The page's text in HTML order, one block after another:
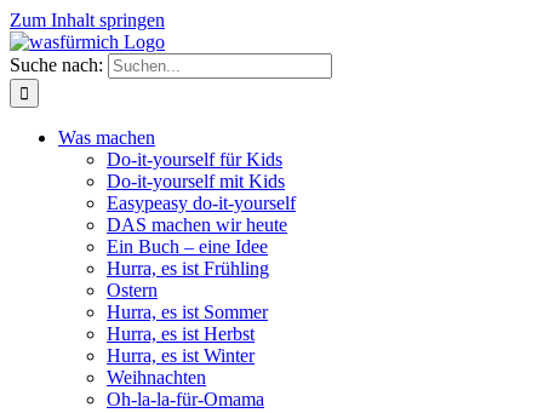
Zum Inhalt springen
Suche nach:
Was machen
Do-it-yourself für Kids
Do-it-yourself mit Kids
Easypeasy do-it-yourself
DAS machen wir heute
Ein Buch – eine Idee
Hurra, es ist Frühling
Ostern
Hurra, es ist Sommer
Hurra, es ist Herbst
Hurra, es ist Winter
Weihnachten
Oh-la-la-für-Omama